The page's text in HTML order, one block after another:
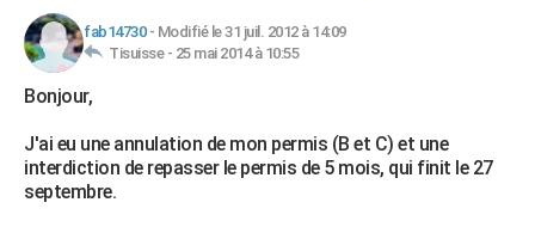
Retraite
Impôts
Epargne
Immobilier
Risques naturels par ville
Banque
Assurance
Crédit
AUTO
Essais
Réserver un essai
Citadines
Berlines
SUV
Forum auto
HIGH-TECH
Forum
Aménagement intérieur
Extérieur
Cuisine
Salle de bains
Jardinage
Rangement
WEEK-END
fab14730- Modifié le 31 juil. 2012 à 14:09
Tisuisse - 25 mai 2014 à 10:55
Bonjour,
J'ai eu une annulation de mon permis (B et C) et une
interdiction de repasser le permis de 5 mois, qui finit le 27
septembre.